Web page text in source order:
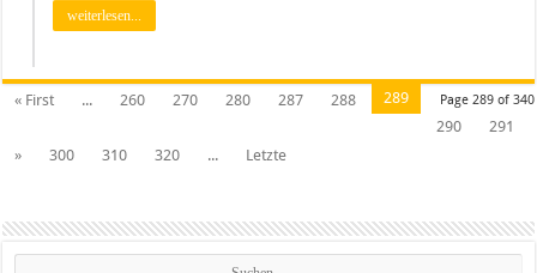
weiterlesen...
Page 289 of 340
« First ... 260 270 280 287 288
289
290
291
»
300 310 320 ... Letzte